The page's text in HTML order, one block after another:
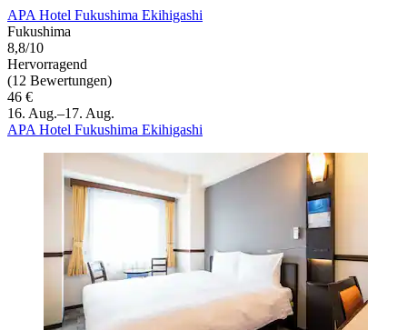
APA Hotel Fukushima Ekihigashi
Fukushima
8,8/10
Hervorragend
(12 Bewertungen)
46 €
16. Aug.–17. Aug.
APA Hotel Fukushima Ekihigashi